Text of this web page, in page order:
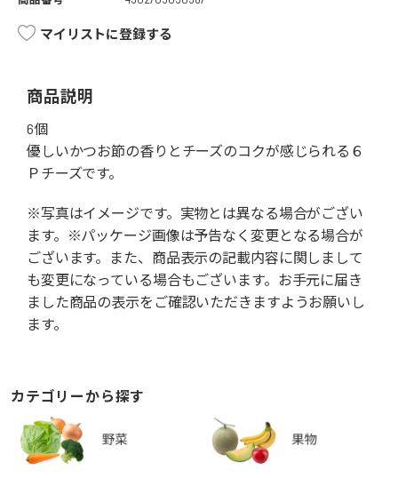
マイリストに登録する
商品説明
6個
優しいかつお節の香りとチーズのコクが感じられる６
Ｐチーズです。
※写真はイメージです。実物とは異なる場合がござい
ます。※パッケージ画像は予告なく変更となる場合が
ございます。また、商品表示の記載内容に関しまして
も変更になっている場合もございます。お手元に届き
ました商品の表示をご確認いただきますようお願いし
ます。
カテゴリーから探す